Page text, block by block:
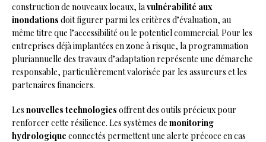
construction de nouveaux locaux, la vulnérabilité aux
inondations doit figurer parmi les critères d’évaluation, au
même titre que l’accessibilité ou le potentiel commercial. Pour les
entreprises déjà implantées en zone à risque, la programmation
pluriannuelle des travaux d’adaptation représente une démarche
responsable, particulièrement valorisée par les assureurs et les
partenaires financiers.
Les nouvelles technologies offrent des outils précieux pour
renforcer cette résilience. Les systèmes de monitoring
hydrologique connectés permettent une alerte précoce en cas